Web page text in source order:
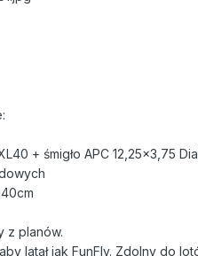
+ śmigło APC 12,25x3,75
z planów.
latał jak FunFly. Zdolny do